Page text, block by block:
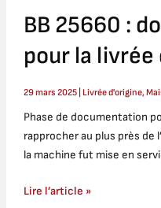
BB 25660 :
pour la livrée
29 mars 2025 | Livrée d'origine,
Phase de documentation
rapprocher au plus près de
la machine fut mise en
Lire l’article »